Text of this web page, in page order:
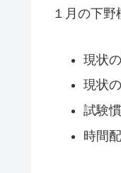
１月の下野
現状
現状
試験
時間